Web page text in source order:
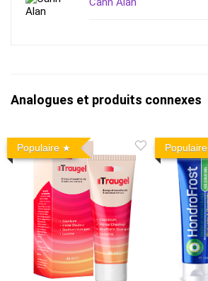
Analogues et produits connexes
Populaire Populaire